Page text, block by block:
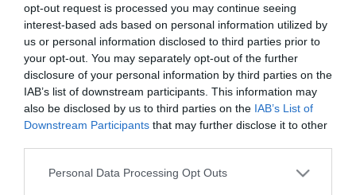
opt-out request is processed you may continue seeing
interest-based ads based on personal information utilized by
us or personal information disclosed to third parties prior to
your opt-out. You may separately opt-out of the further
disclosure of your personal information by third parties on the
IAB’s list of downstream participants. This information may
also be disclosed by us to third parties on the IAB’s List of
Downstream Participants that may further disclose it to other
Personal Data Processing Opt Outs
23.05.2026 10:25 di Loris Berretta
Il piccolo Monastir, dopo il sorprendente terzo posto nel girone G di
Serie D, ha vinto la finale playoff contro il Trastevere: le parole del
DS Matteo Zanda